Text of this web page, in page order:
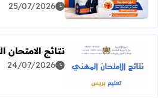
25/07/2026
اقرأ المزيد عن نتائج الامتحان
نتائج الامتحان
24/07/2026